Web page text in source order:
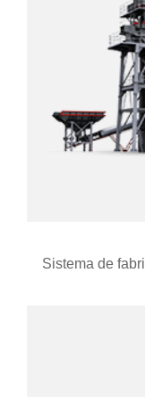
Sistema de